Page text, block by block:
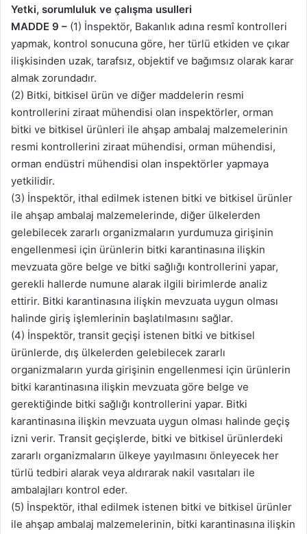
Yetki, sorumluluk ve çalışma usulleri
MADDE 9 – (1) İnspektör, Bakanlık adına resmî kontrolleri
yapmak, kontrol sonucuna göre, her türlü etkiden ve çıkar
ilişkisinden uzak, tarafsız, objektif ve bağımsız olarak karar
almak zorundadır.
(2) Bitki, bitkisel ürün ve diğer maddelerin resmi
kontrollerini ziraat mühendisi olan inspektörler, orman
bitki ve bitkisel ürünleri ile ahşap ambalaj malzemelerinin
resmi kontrollerini ziraat mühendisi, orman mühendisi,
orman endüstri mühendisi olan inspektörler yapmaya
yetkilidir.
(3) İnspektör, ithal edilmek istenen bitki ve bitkisel ürünler
ile ahşap ambalaj malzemelerinde, diğer ülkelerden
gelebilecek zararlı organizmaların yurdumuza girişinin
engellenmesi için ürünlerin bitki karantinasına ilişkin
mevzuata göre belge ve bitki sağlığı kontrollerini yapar,
gerekli hallerde numune alarak ilgili birimlerde analiz
ettirir. Bitki karantinasına ilişkin mevzuata uygun olması
halinde giriş işlemlerinin başlatılmasını sağlar.
(4) İnspektör, transit geçişi istenen bitki ve bitkisel
ürünlerde, dış ülkelerden gelebilecek zararlı
organizmaların yurda girişinin engellenmesi için ürünlerin
bitki karantinasına ilişkin mevzuata göre belge ve
gerektiğinde bitki sağlığı kontrollerini yapar. Bitki
karantinasına ilişkin mevzuata uygun olması halinde geçiş
izni verir. Transit geçişlerde, bitki ve bitkisel ürünlerdeki
zararlı organizmaların ülkeye yayılmasını önleyecek her
türlü tedbiri alarak veya aldırarak nakil vasıtaları ile
ambalajları kontrol eder.
(5) İnspektör, ithal edilmek istenen bitki ve bitkisel ürünler
ile ahşap ambalaj malzemelerinin, bitki karantinasına ilişkin